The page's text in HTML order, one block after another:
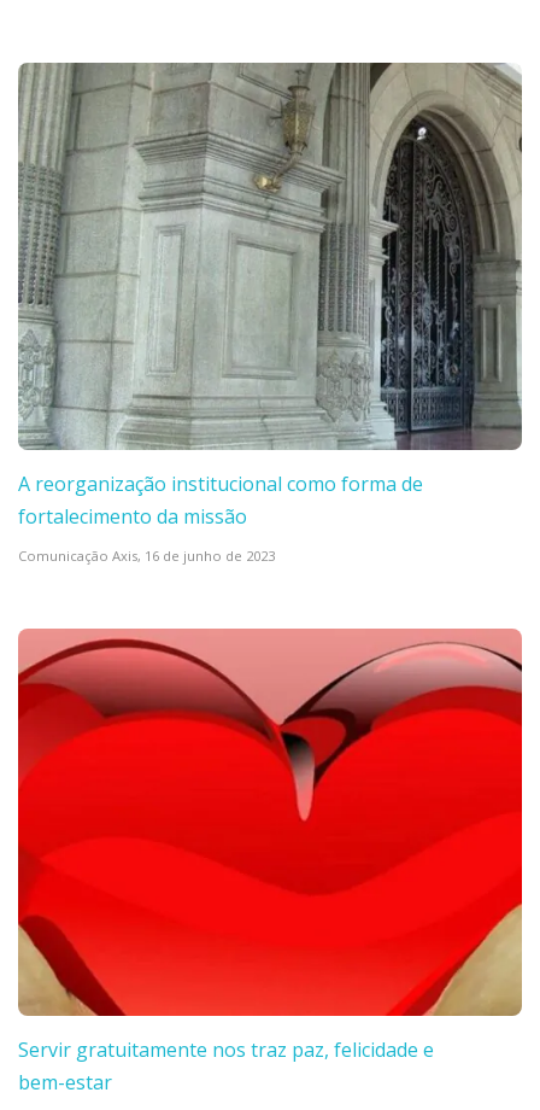
A reorganização institucional como forma de
fortalecimento da missão
Comunicação Axis, 16 de junho de 2023
Servir gratuitamente nos traz paz, felicidade e
bem-estar